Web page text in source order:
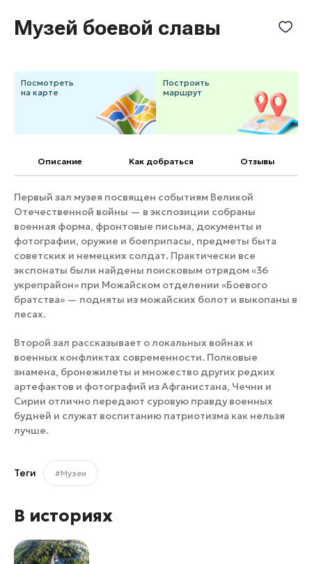
Горнолыжные клубы
Спецпроекты
Федоскинская фабрика
Пикник в Подмосковье
Особо охраняемые
природные территории
Музей боевой славы
Посмотреть
на карте
Построить
маршрут
Описание Как добраться Отзывы
Первый зал музея посвящен событиям Великой
Отечественной войны — в экспозиции собраны
военная форма, фронтовые письма, документы и
фотографии, оружие и боеприпасы, предметы быта
советских и немецких солдат. Практически все
экспонаты были найдены поисковым отрядом «36
укрепрайон» при Можайском отделении «Боевого
братства» — подняты из можайских болот и выкопаны в
лесах.
Второй зал рассказывает о локальных войнах и
военных конфликтах современности. Полковые
знамена, бронежилеты и множество других редких
артефактов и фотографий из Афганистана, Чечни и
Сирии отлично передают суровую правду военных
будней и служат воспитанию патриотизма как нельзя
лучше.
Теги #Музеи
В историях